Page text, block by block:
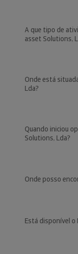
A que tipo de
asset Solutions,
Onde está
Lda?
Quando iniciou
Solutions, Lda?
Onde posso
Está disponível o